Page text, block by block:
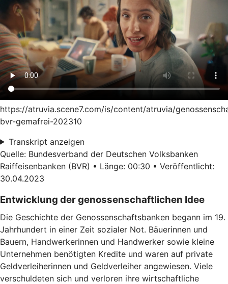
https://atruvia.scene7.com/is/content/atruvia/
bvr-gemafrei-202310
Transkript anzeigen
Quelle: Bundesverband der Deutschen Volksbanken
Raiffeisenbanken (BVR) • Länge: 00:30 • Veröffentlicht:
30.04.2023
Entwicklung der genossenschaftlichen Idee
Die Geschichte der Genossenschaftsbanken begann im 19.
Jahrhundert in einer Zeit sozialer Not. Bäuerinnen und
Bauern, Handwerkerinnen und Handwerker sowie kleine
Unternehmen benötigten Kredite und waren auf private
Geldverleiherinnen und Geldverleiher angewiesen. Viele
verschuldeten sich und verloren ihre wirtschaftliche